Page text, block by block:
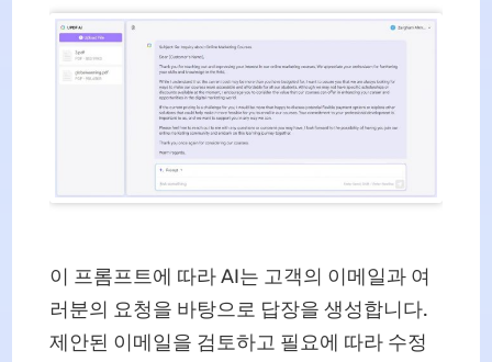
이 프롬프트에 따라 AI는 고객의 이메일과 여
러분의 요청을 바탕으로 답장을 생성합니다.
제안된 이메일을 검토하고 필요에 따라 수정